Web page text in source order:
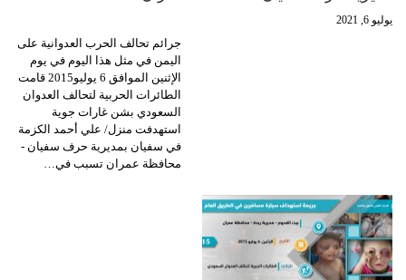
يوليو 6, 2021
جرائم تحالف الحرب العدوانية على
اليمن في مثل هذا اليوم في يوم
الإثنين الموافق 6 يوليو2015 قامت
الطائرات الحربية لتحالف العدوان
السعودي بشن غارات جوية
استهدفت منزل/ علي أحمد الكزمة
في سفيان بمديرية حرف سفيان -
محافظة عمران تسبب في…